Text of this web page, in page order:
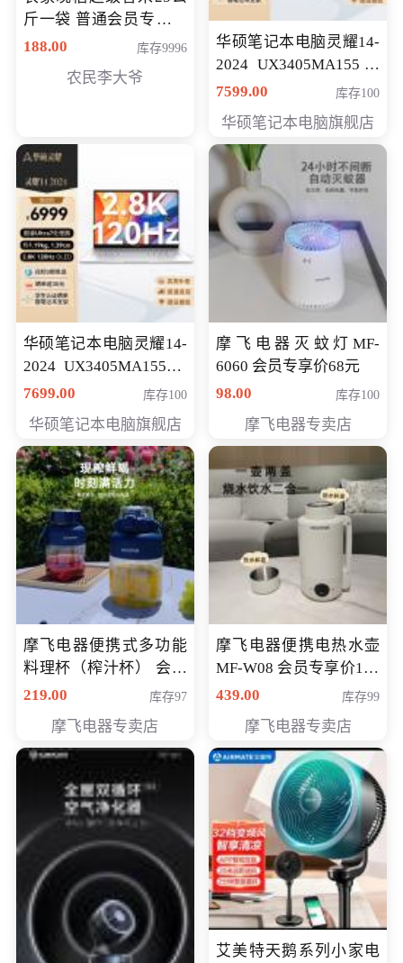
斤一袋 普通会员专享价
格178元
188.00 库存9996
农民李大爷
华硕笔记本电脑灵耀14-
2024 UX3405MA155冰
川银 oled 智慧轻薄本 会
7599.00 库存100
华硕笔记本电脑旗舰店
华硕笔记本电脑灵耀14-
2024 UX3405MA155夜
空蓝 oled 智慧轻薄本 会
7699.00 库存100
华硕笔记本电脑旗舰店
摩飞电器灭蚊灯MF-
6060 会员专享价68元
98.00
库存100
摩飞电器专卖店
摩飞电器便携式多功能
料理杯（榨汁杯） 会员
专享价118元
219.00 库存97
摩飞电器专卖店
摩飞电器便携电热水壶
MF-W08 会员专享价198
元
439.00 库存99
摩飞电器专卖店
艾美特天鹅系列小家电